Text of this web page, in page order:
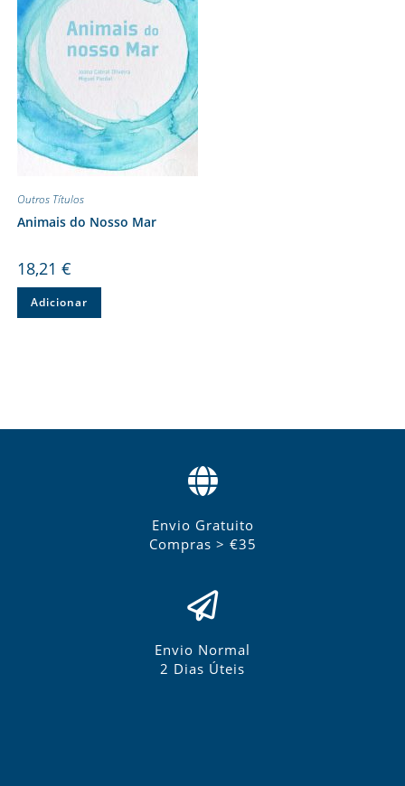
Outros Títulos
Animais do Nosso Mar
18,21 €
Adicionar
Envio Gratuito
Compras > €35
Envio Normal
2 Dias Úteis